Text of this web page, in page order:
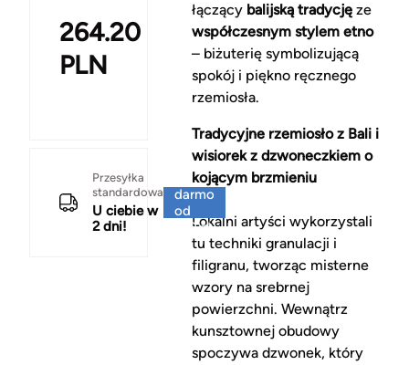
264.20
PLN
Przesyłka
standardowa
U ciebie w
2 dni!
darmo
od
150 zł
łączący balijską tradycjęze
współczesnym stylem etno
– biżuterię symbolizującą
spokój i piękno ręcznego
rzemiosła.
Tradycyjne rzemiosło z Bali i
wisiorek z dzwoneczkiem o
kojącym brzmieniu
Lokalni artyści wykorzystali
tu techniki granulacji i
filigranu, tworząc misterne
wzory na srebrnej
powierzchni. Wewnątrz
kunsztownej obudowy
spoczywa dzwonek, który